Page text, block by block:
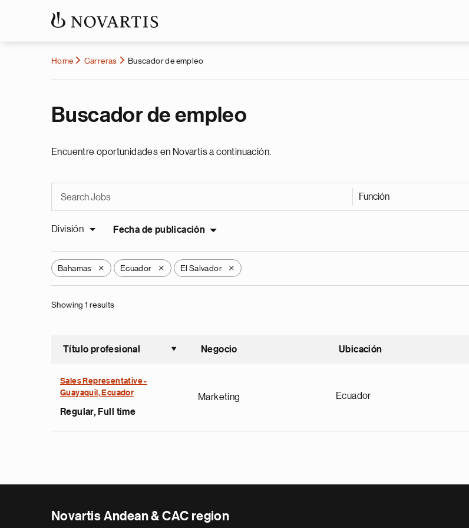
Home Carreras Buscador de empleo
Buscador de empleo
Encuentre oportunidades en Novartis a continuación.
Función
División Fecha de publicación
Bahamas X Ecuador X El Salvador X
Showing 1 results
Título profesional
Ordenar ascendente
Negocio Ubicación
Sales Representative -
Guayaquil, Ecuador
Regular, Full time
Marketing Ecuador
Novartis Andean & CAC region